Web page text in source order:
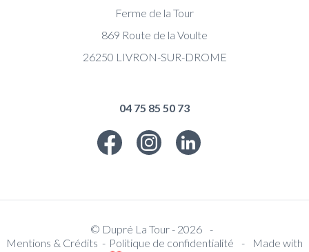
Ferme de la Tour
869 Route de la Voulte
26250 LIVRON-SUR-DROME
04 75 85 50 73
© Dupré La Tour - 2026 -
Mentions & Crédits
Politique de confidentialité -
Made with